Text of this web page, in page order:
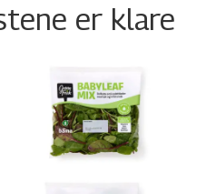
er klare